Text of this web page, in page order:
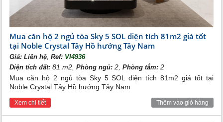
Mua căn hộ 2 ngủ tòa Sky 5 SOL diện tích 81m2 giá tốt
tại Noble Crystal Tây Hồ hướng Tây Nam
Giá:Liên hệ ,Ref: VI4936
Diện tích đất: 81 m2,Phòng ngủ: 2,Phòng tắm: 2
Mua căn hộ 2 ngủ tòa Sky 5 SOL diện tích 81m2 giá tốt tại
Noble Crystal Tây Hồ hướng Tây Nam
Xem chi tiết Thêm vào giỏ hàng